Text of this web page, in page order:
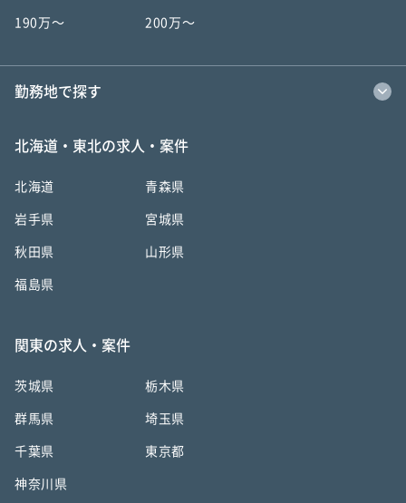
190万〜 200万〜
勤務地で探す
北海道・東北の求人・案件
北海道 青森県
岩手県 宮城県
秋田県 山形県
福島県
関東の求人・案件
茨城県 栃木県
群馬県 埼玉県
千葉県 東京都
神奈川県